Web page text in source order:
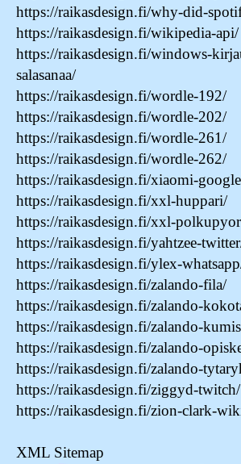
https://raikasdesign.fi/why-did-
https://raikasdesign.fi/wikipedia-api/
https://raikasdesign.fi/windows-
salasanaa/
https://raikasdesign.fi/wordle-192/
https://raikasdesign.fi/wordle-202/
https://raikasdesign.fi/wordle-261/
https://raikasdesign.fi/wordle-262/
https://raikasdesign.fi/xiaomi-
https://raikasdesign.fi/xxl-huppari/
https://raikasdesign.fi/xxl-
https://raikasdesign.fi/yahtzee-
https://raikasdesign.fi/ylex-
https://raikasdesign.fi/zalando-fila/
https://raikasdesign.fi/zalando-
https://raikasdesign.fi/zalando-
https://raikasdesign.fi/zalando-
https://raikasdesign.fi/zalando-
https://raikasdesign.fi/ziggyd-twitch/
https://raikasdesign.fi/zion-clark-
XML Sitemap